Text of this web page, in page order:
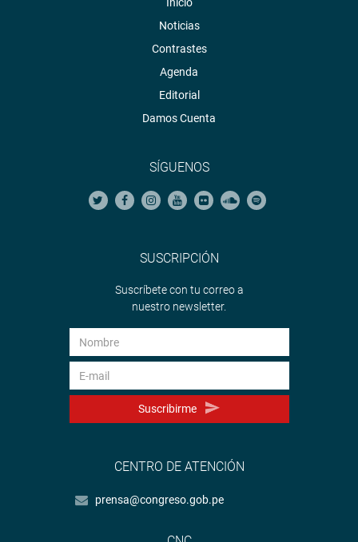
Noticias
Contrastes
Agenda
Editorial
Damos Cuenta
SÍGUENOS
SUSCRIPCIÓN
Suscríbete con tu correo a
nuestro newsletter.
Suscribirme
CENTRO DE ATENCIÓN
prensa@congreso.gob.pe